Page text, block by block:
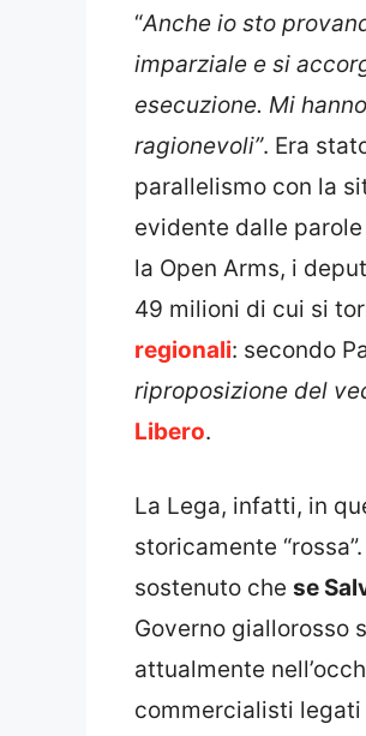
“Anche io sto
imparziale e si
esecuzione. Mi
ragionevoli”. Era
parallelismo con la
evidente dalle
la Open Arms, i
49 milioni di cui si
regionali: secondo
riproposizione del
Libero.
La Lega, infatti, in
storicamente
sostenuto che se
Governo giallorosso
attualmente
commercialisti legati